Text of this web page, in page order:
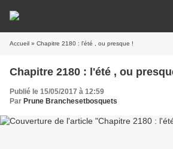
Accueil » Chapitre 2180 : l'été , ou presque !
Publié le 15/05/2017 à 12:59
Par Prune Branchesetbosquets